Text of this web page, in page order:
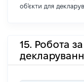
об'єкти для
15. Робота